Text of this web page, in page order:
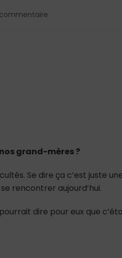
grand-mères ?
Se dire ça c’est juste
rencontrer aujourd’hui.
dire pour eux que